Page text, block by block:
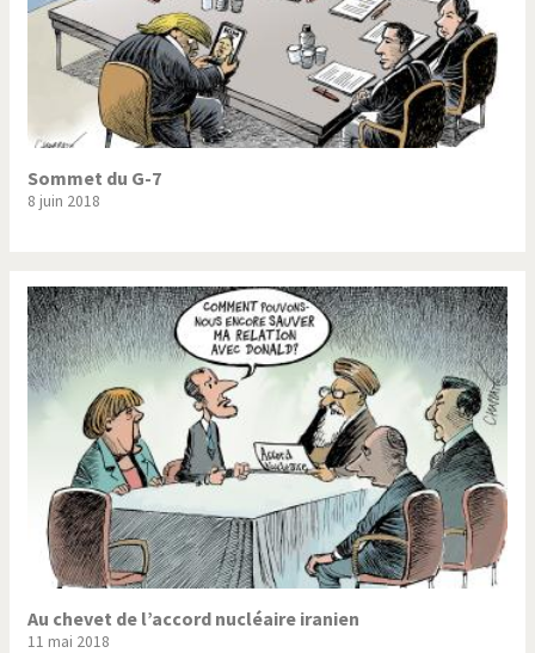
Sommet du G-7
8 juin 2018
Au chevet de l’accord nucléaire iranien
11 mai 2018